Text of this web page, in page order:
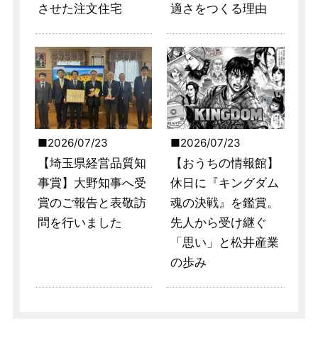
させた注文住宅
適さをつくる理由
2026/07/23
【埼玉県経営品質知
事賞】大野知事へ受
賞のご報告と表敬訪
問を行いました
2026/07/23
【おうちの情報館】
休日に『キングダム
魂の決戦』を鑑賞。
先人から受け継ぐ
「思い」と松井産業
の歩み